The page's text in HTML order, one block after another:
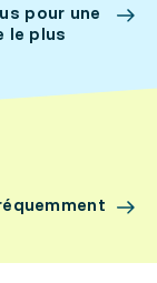
pour une
le plus